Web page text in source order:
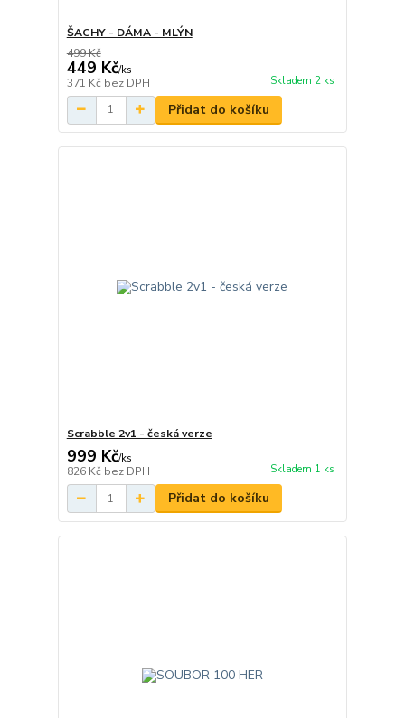
ŠACHY - DÁMA - MLÝN
499 Kč
449 Kč/ks
371 Kč bez DPH Skladem 2 ks
Přidat do košíku
Scrabble 2v1 - česká verze
999 Kč/ks
826 Kč bez DPH Skladem 1 ks
Přidat do košíku